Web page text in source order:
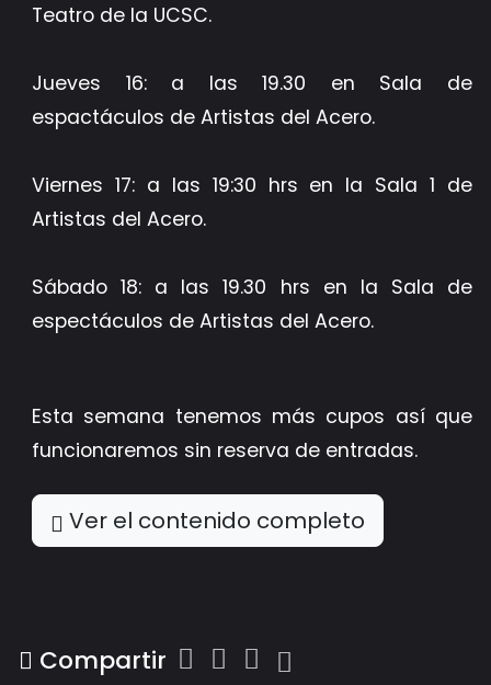
Teatro de la UCSC.
Jueves 16: a las 19.30 en Sala de
espactáculos de Artistas del Acero.
Viernes 17: a las 19:30 hrs en la Sala 1 de
Artistas del Acero.
Sábado 18: a las 19.30 hrs en la Sala de
espectáculos de Artistas del Acero.
Esta semana tenemos más cupos así que
funcionaremos sin reserva de entradas.
Ver el contenido completo
Compartir